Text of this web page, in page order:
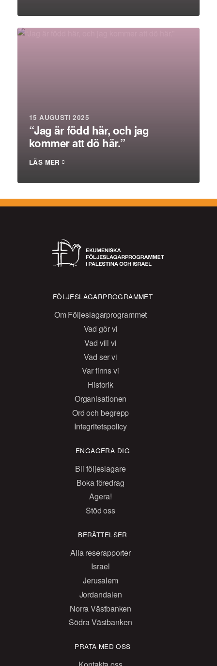
15 AUGUSTI 2025
“Jag är född här, och jag
kommer att dö här.”
LÄS MER
FÖLJESLAGARPROGRAMMET
Om Följeslagarprogrammet
Vad gör vi
Vad vill vi
Vad ser vi
Var finns vi
Historik
Organisationen
Ord och begrepp
Integritetspolicy
ENGAGERA DIG
Bli följeslagare
Boka föredrag
Agera!
Stöd oss
BERÄTTELSER
Alla reserapporter
Israel
Jerusalem
Jordandalen
Norra Västbanken
Södra Västbanken
PRATA MED OSS